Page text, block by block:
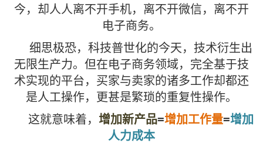
今，却人人离不开手机，离不开微信，离不开
电子商务。
细思极恐，科技普世化的今天，技术衍生出
无限生产力。但在电子商务领域，完全基于技
术实现的平台，买家与卖家的诸多工作却都还
是人工操作，更甚是繁琐的重复性操作。
这就意味着， 增加新产品=增加工作量=增加
人力成本